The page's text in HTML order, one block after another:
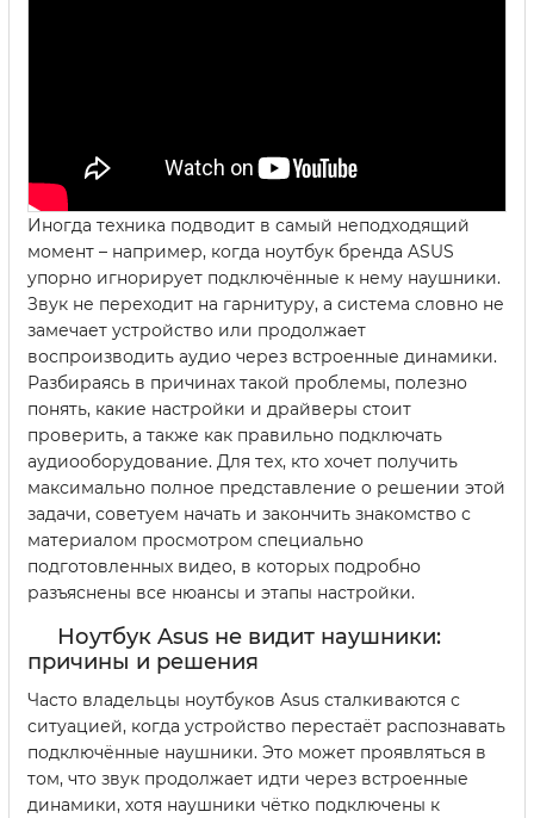
Иногда техника подводит в самый неподходящий
момент – например, когда ноутбук бренда ASUS
упорно игнорирует подключённые к нему наушники.
Звук не переходит на гарнитуру, а система словно не
замечает устройство или продолжает
воспроизводить аудио через встроенные динамики.
Разбираясь в причинах такой проблемы, полезно
понять, какие настройки и драйверы стоит
проверить, а также как правильно подключать
аудиооборудование. Для тех, кто хочет получить
максимально полное представление о решении этой
задачи, советуем начать и закончить знакомство с
материалом просмотром специально
подготовленных видео, в которых подробно
разъяснены все нюансы и этапы настройки.
Ноутбук Asus не видит наушники:
причины и решения
Часто владельцы ноутбуков Asus сталкиваются с
ситуацией, когда устройство перестаёт распознавать
подключённые наушники. Это может проявляться в
том, что звук продолжает идти через встроенные
динамики, хотя наушники чётко подключены к